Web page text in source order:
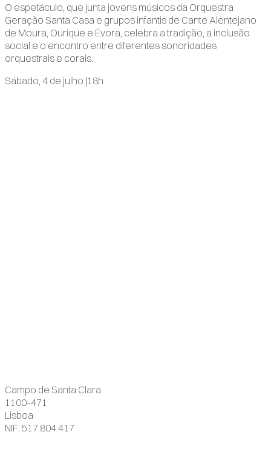
O espetáculo, que junta jovens músicos da Orquestra
Geração Santa Casa e grupos infantis de Cante Alentejano
de Moura, Ourique e Évora, celebra a tradição, a inclusão
social e o encontro entre diferentes sonoridades
orquestrais e corais.
Sábado, 4 de julho |18h
Campo de Santa Clara
1100-471
Lisboa
NIF: 517 804 417